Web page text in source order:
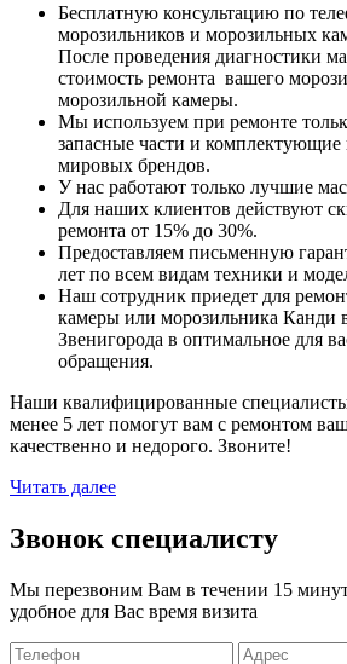
Бесплатную консультацию по
морозильников и морозильных
После проведения диагностики
стоимость ремонта вашего
морозильной камеры.
Мы используем при ремонте
запасные части и комплектующие
мировых брендов.
У нас работают только лучшие
Для наших клиентов действуют
ремонта от 15% до 30%.
Предоставляем письменную
лет по всем видам техники и
Наш сотрудник приедет для
камеры или морозильника Канди
Звенигорода в оптимальное для
обращения.
Наши квалифицированные
менее 5 лет помогут вам с ремонтом
качественно и недорого. Звоните!
Читать далее
Звонок специалисту
Мы перезвоним Вам в течении 15
удобное для Вас время визита